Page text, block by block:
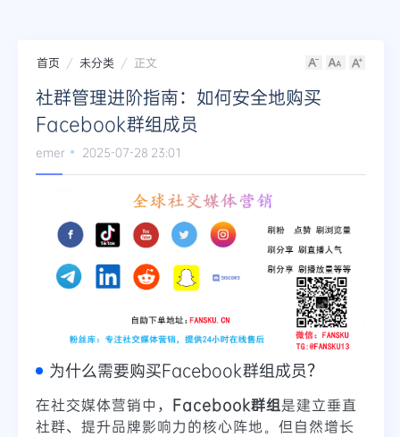
首页 未分类 正文
社群管理进阶指南：如何安全地购买
Facebook群组成员
emer 2025-07-28 23:01
为什么需要购买Facebook群组成员？
在社交媒体营销中， Facebook群组是建立垂直
社群、提升品牌影响力的核心阵地。但自然增长